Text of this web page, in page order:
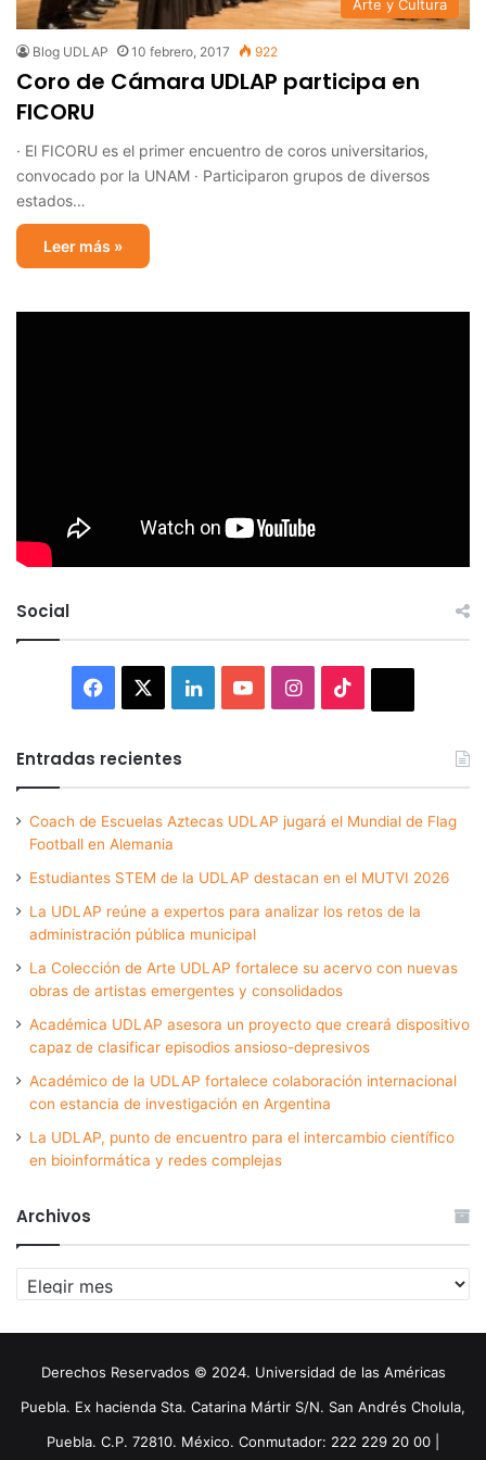
Arte y Cultura
Blog UDLAP 10 febrero, 2017 922
Coro de Cámara UDLAP participa en
FICORU
· El FICORU es el primer encuentro de coros universitarios,
convocado por la UNAM · Participaron grupos de diversos
estados…
Leer más »
Social
Facebook LinkedInYouTubeInstagram
Entradas recientes
Coach de Escuelas Aztecas UDLAP jugará el Mundial de Flag
Football en Alemania
Estudiantes STEM de la UDLAP destacan en el MUTVI 2026
La UDLAP reúne a expertos para analizar los retos de la
administración pública municipal
La Colección de Arte UDLAP fortalece su acervo con nuevas
obras de artistas emergentes y consolidados
Académica UDLAP asesora un proyecto que creará dispositivo
capaz de clasificar episodios ansioso-depresivos
Académico de la UDLAP fortalece colaboración internacional
con estancia de investigación en Argentina
La UDLAP, punto de encuentro para el intercambio científico
en bioinformática y redes complejas
Archivos
Archivos
Derechos Reservados © 2024. Universidad de las Américas
Puebla. Ex hacienda Sta. Catarina Mártir S/N. San Andrés Cholula,
Puebla. C.P. 72810. México. Conmutador: 222 229 20 00 |